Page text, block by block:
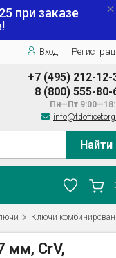
при заказе
Вход
+7 (495) 212-12-
8 (800) 555-80-
Пн—Пт
Найти
Ключи
мм, CrV,